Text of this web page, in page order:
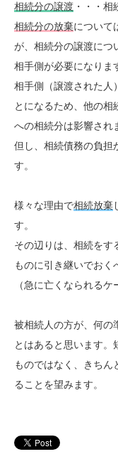
相続分の譲渡 ・・・
相続分の放棄について
が、相続分の譲渡につ
相手側が必要になりま
相手側（譲渡された人
とになるため、他の相
への相続分は影響され
但し、相続債務の負担
す。
様々な理由で相続放棄
す。
その辺りは、相続をす
ものに引き継いでおく
（急に亡くなられるケ
被相続人の方が、何の
とはあると思います。
ものではなく、きちん
ることを望みます。